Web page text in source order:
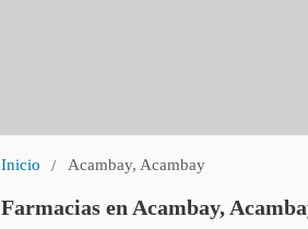
Inicio Acambay, Acambay
Farmacias en Acambay,